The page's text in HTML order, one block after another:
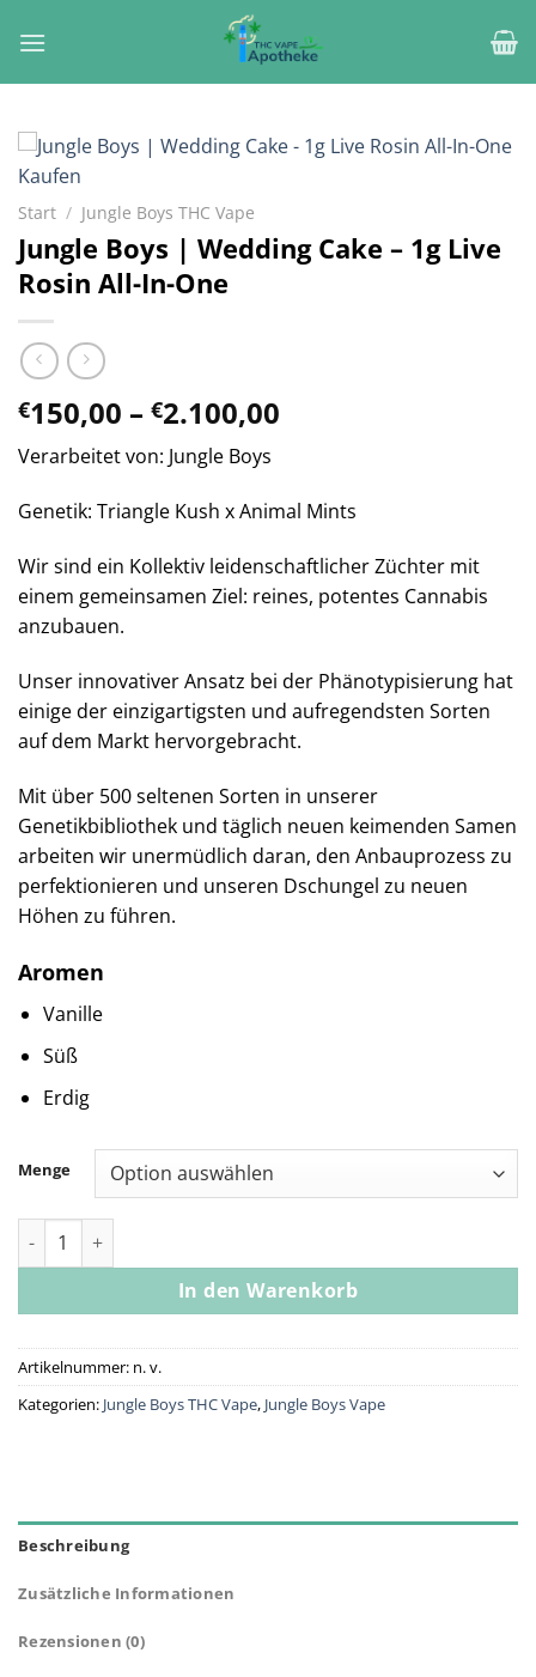
Inhalt
Start / Jungle Boys THC Vape
Jungle Boys | Wedding Cake – 1g Live
Rosin All-In-One
€150,00 – €2.100,00
€2.100,00
Verarbeitet von: Jungle Boys
Genetik: Triangle Kush x Animal Mints
Wir sind ein Kollektiv leidenschaftlicher Züchter mit
einem gemeinsamen Ziel: reines, potentes Cannabis
anzubauen.
Unser innovativer Ansatz bei der Phänotypisierung hat
einige der einzigartigsten und aufregendsten Sorten
auf dem Markt hervorgebracht.
Mit über 500 seltenen Sorten in unserer
Genetikbibliothek und täglich neuen keimenden Samen
arbeiten wir unermüdlich daran, den Anbauprozess zu
perfektionieren und unseren Dschungel zu neuen
Höhen zu führen.
Aromen
Vanille
Süß
Erdig
Menge
Jungle Boys | Wedding Cake - 1g Live Rosin All-In-One Menge
In den Warenkorb
Artikelnummer: n. v.
Kategorien: Jungle Boys THC Vape, Jungle Boys Vape
Beschreibung
Zusätzliche Informationen
Rezensionen (0)